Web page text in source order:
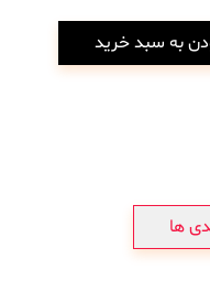
به سبد خرید
ها